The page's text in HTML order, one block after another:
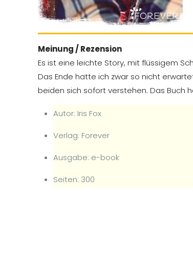
Meinung / Rezension
Es ist eine leichte Story, mit flüssigem
Das Ende hatte ich zwar so nicht
beiden sich sofort verstehen. Das Buch
Autor: Iris Fox
Verlag: Forever
Ausgabe: e-book
Seiten: 300